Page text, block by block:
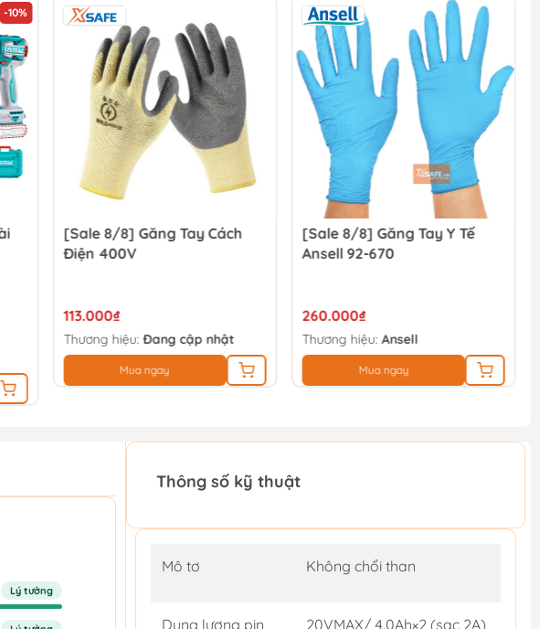
-10%
[Sale 8/8] Găng Tay Cách
Điện 400V
113.000₫
Thương hiệu:Đang cập nhật
Mua ngay
[Sale 8/8] Găng Tay Y Tế
Ansell 92-670
260.000₫
Thương hiệu:Ansell
Mua ngay
Lý tưởng
Thông số kỹ thuật
Mô tơ Không chổi than
Dung lượng pin 20VMAX/ 4.0Ah×2 (sạc 2A)